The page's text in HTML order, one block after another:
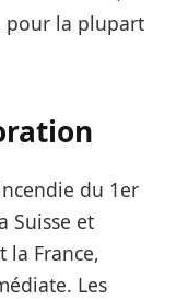
pour la plupart
du 1er
Suisse et
la France,
Les